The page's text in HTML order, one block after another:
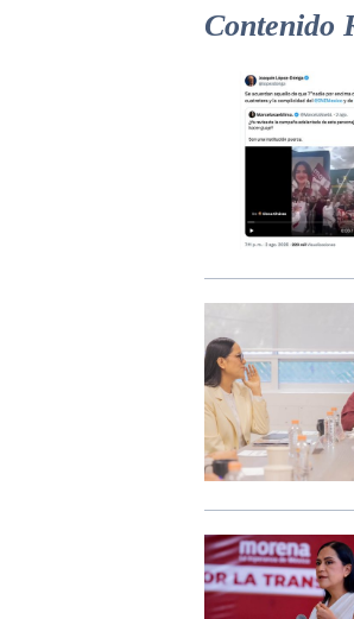
Contenido